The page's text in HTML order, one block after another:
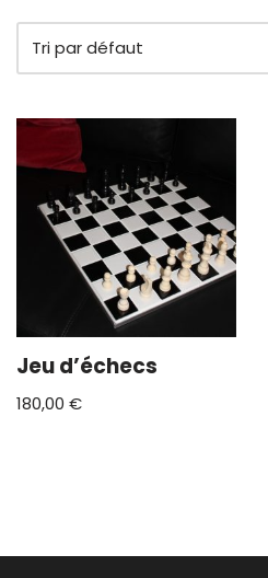
Jeu d’échecs
180,00 €